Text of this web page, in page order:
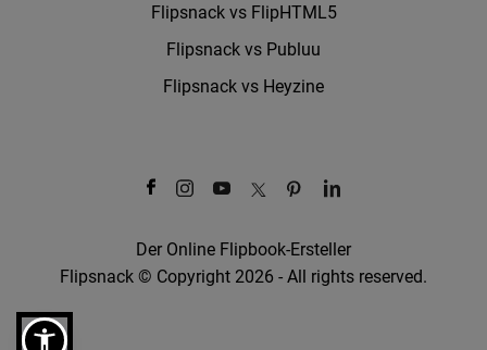
Flipsnack vs FlipHTML5
Flipsnack vs Publuu
Flipsnack vs Heyzine
Der Online Flipbook-Ersteller
Flipsnack © Copyright 2026 - All rights reserved.